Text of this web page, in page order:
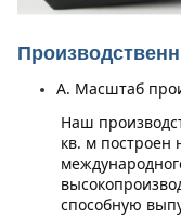
A. Масштаб
Наш
кв. м построен
способную